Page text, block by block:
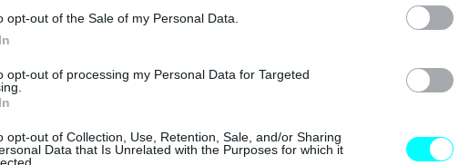
opt-out of the Sale of my Personal Data.
opt-out of processing my Personal Data for Targeted
opt-out of Collection, Use, Retention, Sale, and/or Sharing
Data that Is Unrelated with the Purposes for which it